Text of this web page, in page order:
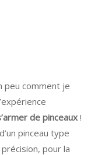
peu comment je
de pinceaux !
pinceau type
pour la